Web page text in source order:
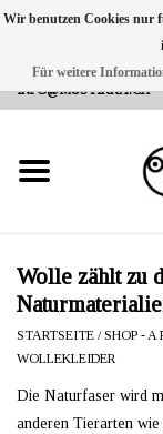
VERSANDKOSTEN 0
INFO@MUSTIKKA.CH
NEU BEI UNS
SHOP - A PIECE OF
FINLAND FOR YOU
Wolle zählt zu
STARTSEITE /SHOP - A
WOLLEKLEIDER
Die Naturfaser wird
anderen Tierarten
Wir benutzen Cookies nur
Für weitere